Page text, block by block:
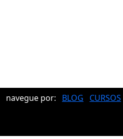
navegue por: BLOG CURSOS